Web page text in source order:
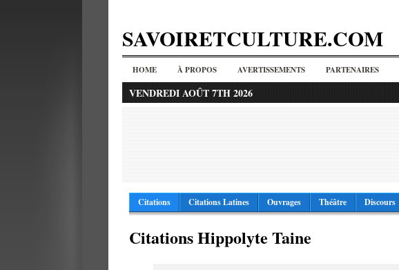
SAVOIRETCULTURE.COM
HOME À PROPOS AVERTISSEMENTS PARTENAIRES
VENDREDI AOÛT 7TH 2026
Citations Citations Latines Ouvrages Théâtre Discours
Citations Hippolyte Taine